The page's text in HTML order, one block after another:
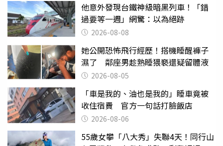
他意外發現台鐵神級暗黑列車！「錯
過要等一週」網驚：以為絕跡
2026-08-08
她公開恐怖飛行經歷！搭機睡醒褲子
濕了 鄰座男趁熟睡猥褻還疑留體液
2026-08-05
「車是我的、油也是我的」睡車竟被
收住宿費 官方一句話打臉飯店
2026-08-06
55歲女攀「八大秀」失聯4天！同行山